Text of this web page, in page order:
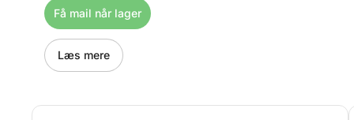
Få mail når lager
Læs mere